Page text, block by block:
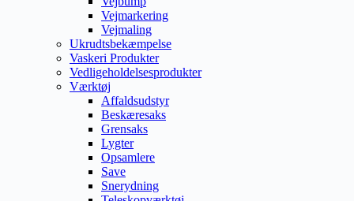
Vejmarkering
Vejmaling
Ukrudtsbekæmpelse
Vaskeri Produkter
Vedligeholdelsesprodukter
Værktøj
Affaldsudstyr
Beskæresaks
Grensaks
Lygter
Opsamlere
Save
Snerydning